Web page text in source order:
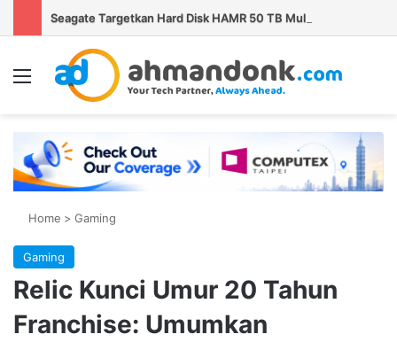
Menu
Home > Gaming
Gaming
Relic Kunci Umur 20 Tahun
Franchise: Umumkan